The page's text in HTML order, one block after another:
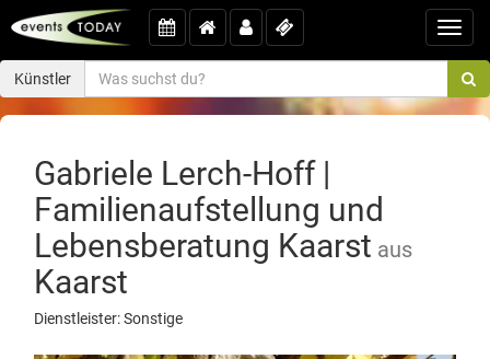
Künstler
Gabriele Lerch-Hoff |
Familienaufstellung und
Lebensberatung Kaarst aus
Kaarst
Dienstleister: Sonstige